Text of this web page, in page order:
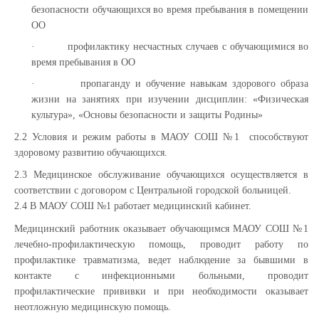
безопасности обучающихся во время пребывания в помещении
ОО
·
профилактику несчастных случаев с обучающимися во
время пребывания в ОО
·
пропаганду и обучение навыкам здорового образа
жизни на занятиях при изучении дисциплин: «Физическая
культура», «Основы безопасности и защиты Родины»
2.2 Условия и режим работы в МАОУ СОШ №1 способствуют
здоровому развитию обучающихся.
2.3 Медицинское обслуживание обучающихся осуществляется в
соответствии с договором с Центральной городской больницей.
2.4 В МАОУ СОШ №1 работает медицинский кабинет.
Медицинский работник оказывает обучающимся МАОУ СОШ №1
лечебно-профилактическую помощь, проводит работу по
профилактике травматизма, ведет наблюдение за бывшими в
контакте с инфекционными больными, проводит
профилактические прививки и при необходимости оказывает
неотложную медицинскую помощь.